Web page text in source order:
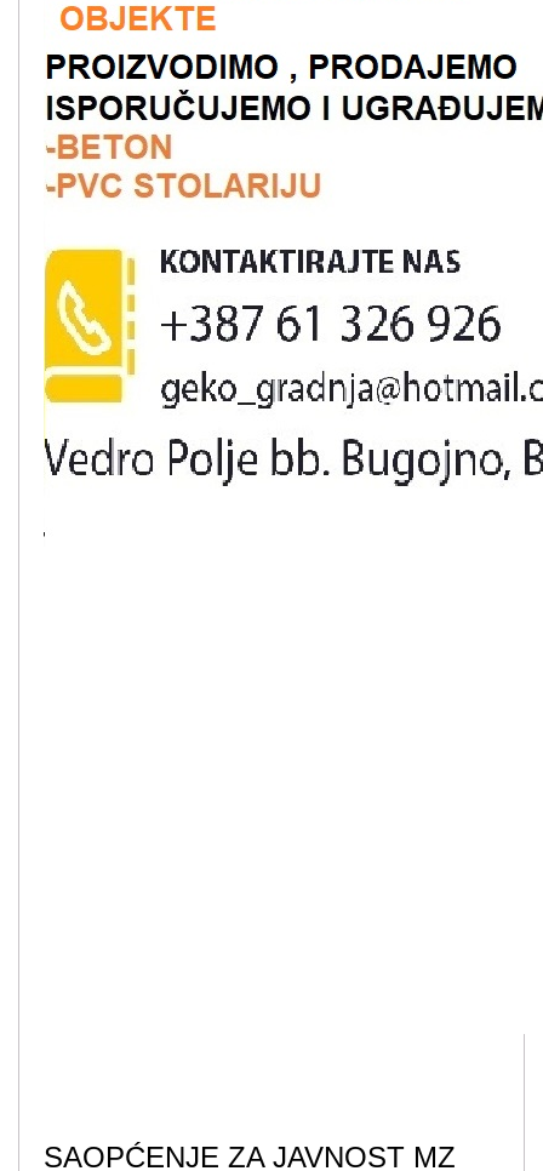
SAOPĆENJE ZA JAVNOST MZ